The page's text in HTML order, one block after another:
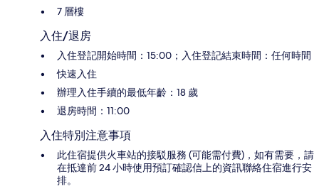
7 層樓
入住/退房
入住登記開始時間：15:00；入住登記結束時間：任何時間
快速入住
辦理入住手續的最低年齡：18 歲
退房時間：11:00
入住特別注意事項
此住宿提供火車站的接駁服務 (可能需付費)，如有需要，請
在抵達前 24 小時使用預訂確認信上的資訊聯絡住宿進行安
排。